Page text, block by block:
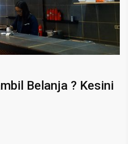
Belanja ? Kesini